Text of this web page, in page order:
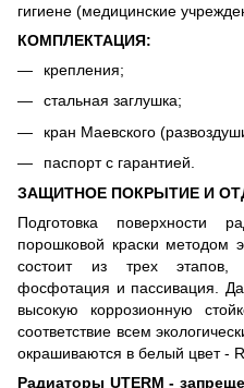
гигиене (медицинские
КОМПЛЕКТАЦИЯ:
крепления;
стальная заглушка;
кран Маевского
паспорт с гарантией.
ЗАЩИТНОЕ ПОКРЫТИЕ И
Подготовка поверхности
порошковой краски методом
состоит из трех этапов,
фосфотация и пассивация.
высокую коррозионную
соответствие всем
окрашиваются в белый цвет -
Радиаторы UTERM -